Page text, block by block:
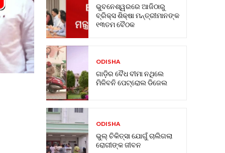
ଭୁବନେଶ୍ୱରରେ ଆଜିଠାରୁ
ବ୍ରିକ୍ସ ଶିକ୍ଷା ମନ୍ତ୍ରୀମାନଙ୍କ
୧୩ତମ ବୈଠକ
ODISHA
ଗାଡ଼ିର ବୈଧ ବୀମା ନଥିଲେ
ମିଳିବନି ପେଟ୍ରୋଲ ଡିଜେଲ
ODISHA
ଭୁଲ୍ ଚିକିତ୍ସା ଯୋଗୁଁ ଚାଲିଗଲା
ରୋଗୀଙ୍କ ଜୀବନ